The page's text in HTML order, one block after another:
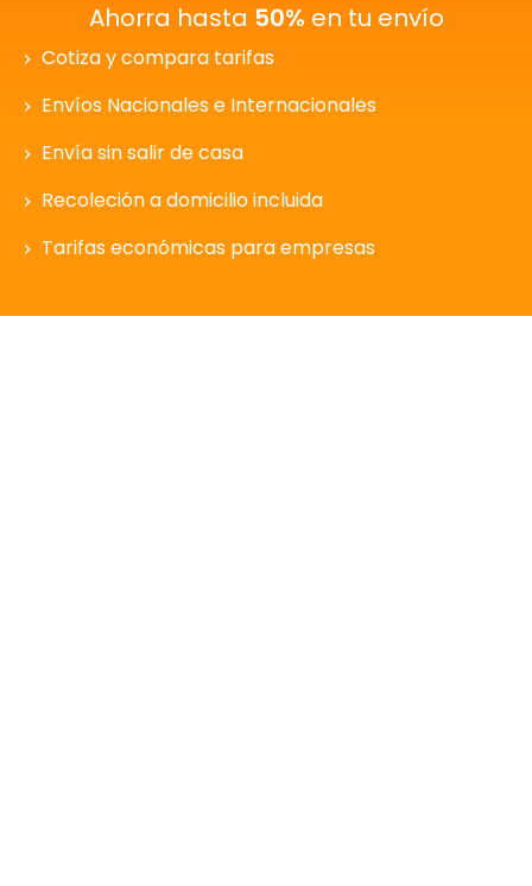
Ahorra hasta 50% en tu envío
Cotiza y compara tarifas
Envíos Nacionales e Internacionales
Envía sin salir de casa
Recoleción a domicilio incluida
Tarifas económicas para empresas